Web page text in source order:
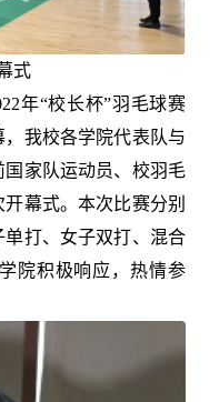
式
年“校长杯”羽毛球赛
我校各学院代表队与
家队运动员、校羽毛
幕式。本次比赛分别
打、女子双打、混合
院积极响应，热情参